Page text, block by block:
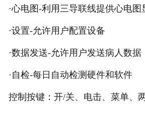
·心电图-利用三导联线提供心电图
·设置-允许用户配置设备
·数据发送-允许用户发送病人数据
·自检-每日自动检测硬件和软件
控制按键：开/关、电击、菜单、